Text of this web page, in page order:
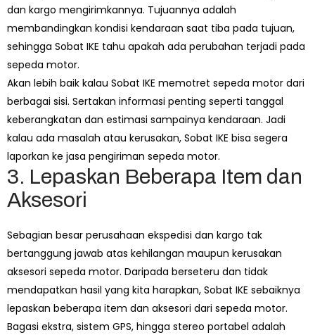
dan kargo mengirimkannya. Tujuannya adalah
membandingkan kondisi kendaraan saat tiba pada tujuan,
sehingga Sobat IKE tahu apakah ada perubahan terjadi pada
sepeda motor.
Akan lebih baik kalau Sobat IKE memotret sepeda motor dari
berbagai sisi. Sertakan informasi penting seperti tanggal
keberangkatan dan estimasi sampainya kendaraan. Jadi
kalau ada masalah atau kerusakan, Sobat IKE bisa segera
laporkan ke jasa pengiriman sepeda motor.
3. Lepaskan Beberapa Item dan
Aksesori
Sebagian besar perusahaan ekspedisi dan kargo tak
bertanggung jawab atas kehilangan maupun kerusakan
aksesori sepeda motor. Daripada berseteru dan tidak
mendapatkan hasil yang kita harapkan, Sobat IKE sebaiknya
lepaskan beberapa item dan aksesori dari sepeda motor.
Bagasi ekstra, sistem GPS, hingga stereo portabel adalah